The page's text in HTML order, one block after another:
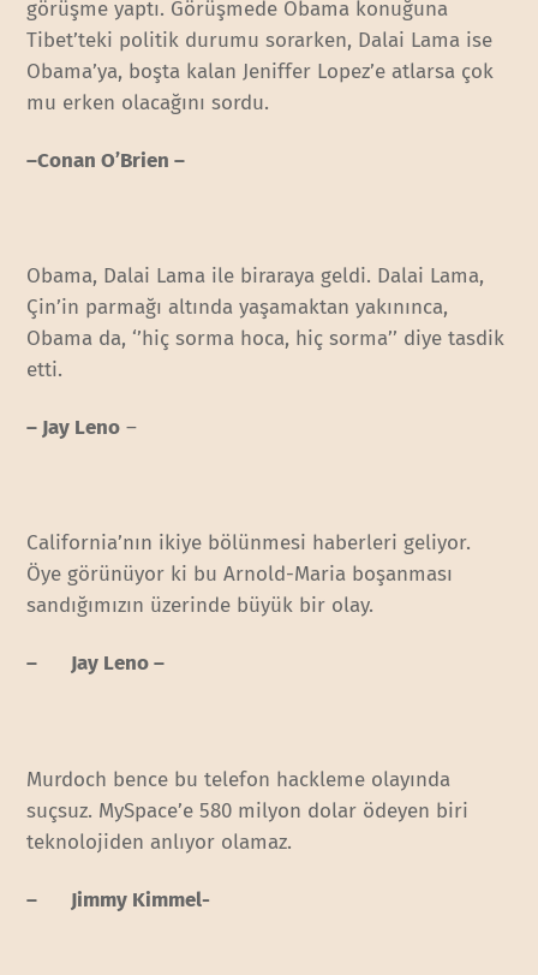
görüşme yaptı. Görüşmede Obama konuğuna
Tibet’teki politik durumu sorarken, Dalai Lama ise
Obama’ya, boşta kalan Jeniffer Lopez’e atlarsa çok
mu erken olacağını sordu.
–Conan O’Brien –
Obama, Dalai Lama ile biraraya geldi. Dalai Lama,
Çin’in parmağı altında yaşamaktan yakınınca,
Obama da, ‘’hiç sorma hoca, hiç sorma’’ diye tasdik
etti.
– Jay Leno –
California’nın ikiye bölünmesi haberleri geliyor.
Öye görünüyor ki bu Arnold-Maria boşanması
sandığımızın üzerinde büyük bir olay.
– Jay Leno –
Murdoch bence bu telefon hackleme olayında
suçsuz. MySpace’e 580 milyon dolar ödeyen biri
teknolojiden anlıyor olamaz.
– Jimmy Kimmel-